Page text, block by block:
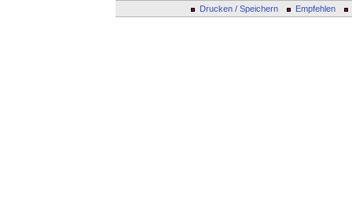
Drucken / Speichern
Empfehlen